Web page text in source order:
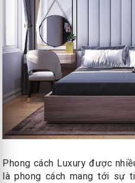
Phong cách Luxury được
là phong cách mang tới sự